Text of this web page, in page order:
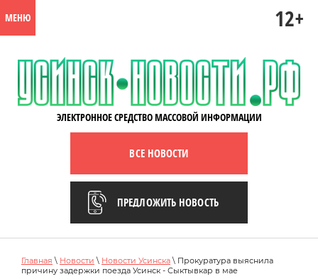
МЕНЮ 12+
ВСЕ НОВОСТИ
ЭЛЕКТРОННОЕ СРЕДСТВО МАССОВОЙ ИНФОРМАЦИИ
ПРЕДЛОЖИТЬ НОВОСТЬ
Главная \ Новости \ Новости Усинска\ Прокуратура выяснила
причину задержки поезда Усинск - Сыктывкар в мае